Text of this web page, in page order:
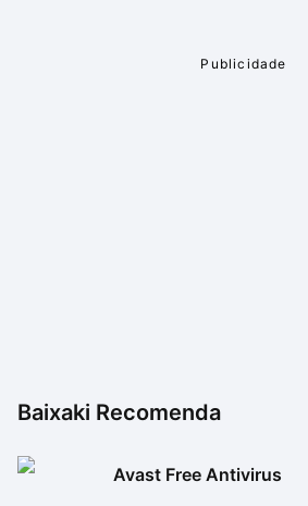
Baixaki Recomenda
Avast Free Antivirus